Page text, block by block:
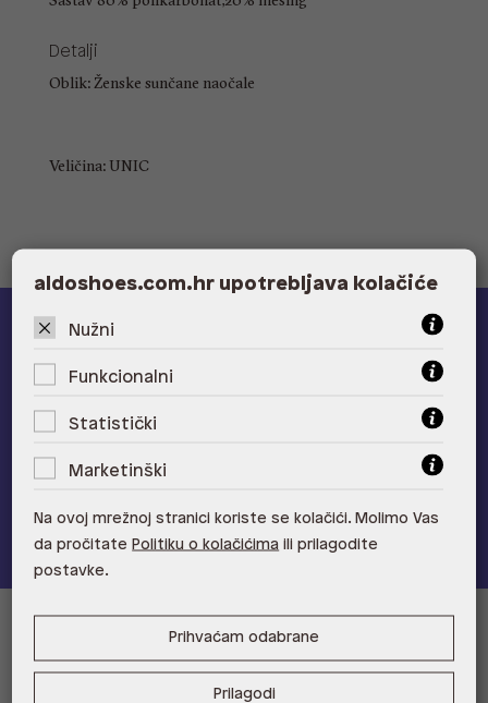
Detalji
Oblik: Ženske sunčane naočale
Veličina: UNIC
Učlani se u ALDO A-list program vjernosti
i ostvari 5% popusta
Pridružite se
Prodajna mjesta
aldoshoes.com.hr upotrebljava kolačiće
Nužni
Funkcionalni
Statistički
Marketinški
Na ovoj mrežnoj stranici koriste se kolačići. Molimo Vas
da pročitate Politiku o kolačićima ili prilagodite
postavke.
Prihvaćam odabrane
Prilagodi